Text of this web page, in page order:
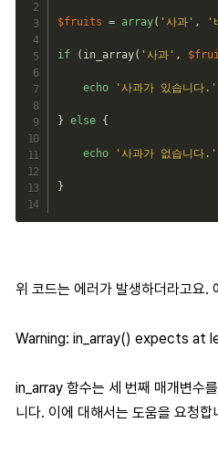
$fruits = array( '사과' , '
if ( in_array( '사과' ,
echo '사과가 있습니다.'
} else {
echo '사과가 없습니다.'
}
위 코드는 에러가 발생하더라고요.
Warning: in_array() expects at
in_array 함수는 세 번째 매개변수
니다. 이에 대해서는 도움을 요청합